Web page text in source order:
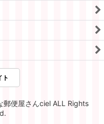
ト
便屋さんciel ALL Rights